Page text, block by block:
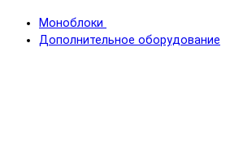
Моноблоки
Дополнительное оборудование